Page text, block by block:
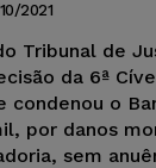
2021
Tribunal de
da 6ª
por danos
sem